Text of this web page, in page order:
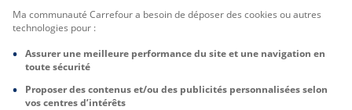
Ma communauté Carrefour a besoin de déposer des cookies ou autres
technologies pour :
Assurer une meilleure performance du site et une navigation en
toute sécurité
Proposer des contenus et/ou des publicités personnalisées selon
vos centres d’intérêts